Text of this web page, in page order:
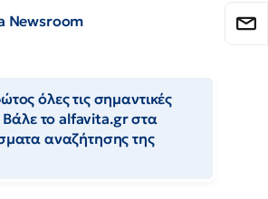
Newsroom
όλες τις σημαντικές
Βάλε το alfavita.gr στα
αναζήτησης της